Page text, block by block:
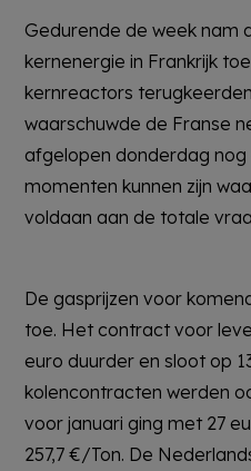
Gedurende de week nam
kernenergie in Frankrijk
kernreactors
waarschuwde de Franse
afgelopen donderdag
momenten kunnen zijn
voldaan aan de totale
De gasprijzen voor
toe. Het contract voor
euro duurder en sloot op
kolencontracten werden
voor januari ging met 27
257,7 €/Ton. De